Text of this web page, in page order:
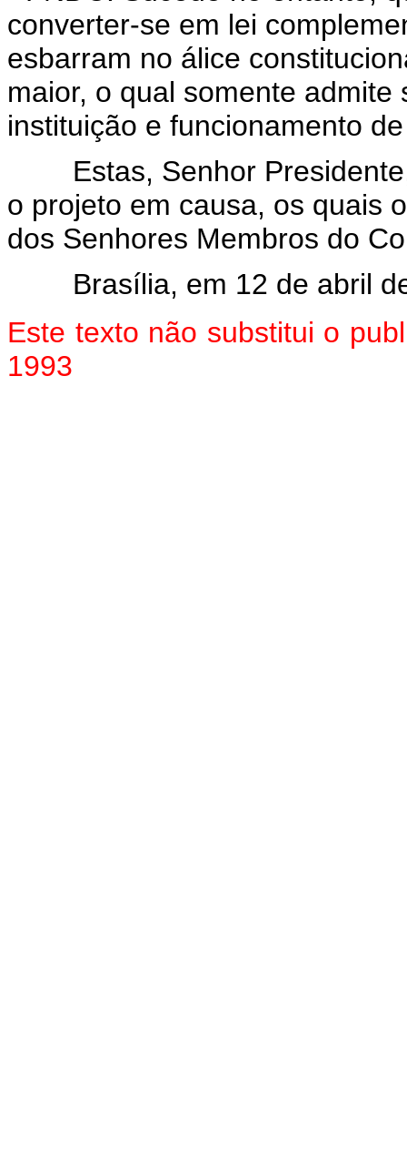
converter-se em lei
esbarram no álice
maior, o qual somente
instituição e funcionamento
Estas, Senhor Presidente,
o projeto em causa, os quais
dos Senhores Membros do
Brasília, em 12 de abril
Este texto não substitui o
1993